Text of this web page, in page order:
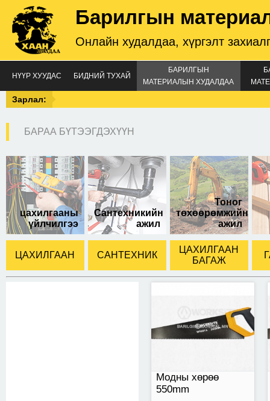
Барилгын
Онлайн худалдаа, хүргэлт
НҮҮР ХУУДАС БИДНИЙ ТУХАЙ
БАРИЛГЫН
МАТЕРИАЛЫН ХУДАЛДАА
Зарлал:
БАРАА БҮТЭЭГДЭХҮҮН
цахилгааны
үйлчилгээ
Сантехникийн
ажил
Тоног
төхөөрөмжийн
ажил
ЦАХИЛГААН САНТЕХНИК
ЦАХИЛГААН
БАГАЖ
Модны хөрөө
550mm
Модны хөрөө 550mm
хөрөөддөг хөрөө юм.
Бариул ороод
урагшаа нийт урт